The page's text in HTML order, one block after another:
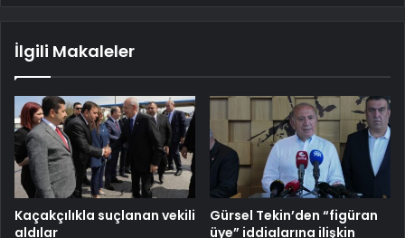
İlgili Makaleler
Kaçakçılıkla suçlanan vekili
aldılar
Gürsel Tekin’den “figüran
üye” iddialarına ilişkin